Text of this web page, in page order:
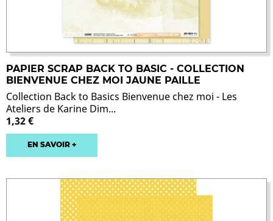
PAPIER SCRAP BACK TO BASIC - COLLECTION
BIENVENUE CHEZ MOI JAUNE PAILLE
Collection Back to Basics Bienvenue chez moi - Les
Ateliers de Karine Dim...
1,32 €
EN SAVOIR +